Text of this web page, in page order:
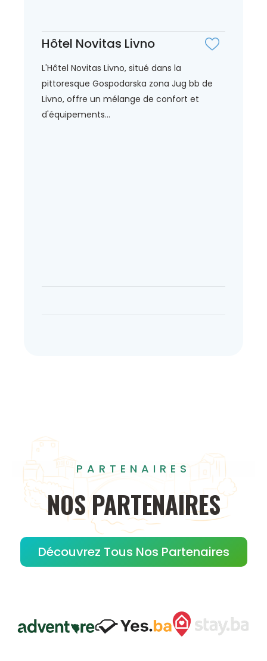
Hôtel Novitas Livno
L'Hôtel Novitas Livno, situé dans la
pittoresque Gospodarska zona Jug bb de
Livno, offre un mélange de confort et
d'équipements...
PARTENAIRES
NOS PARTENAIRES
Découvrez Tous Nos Partenaires